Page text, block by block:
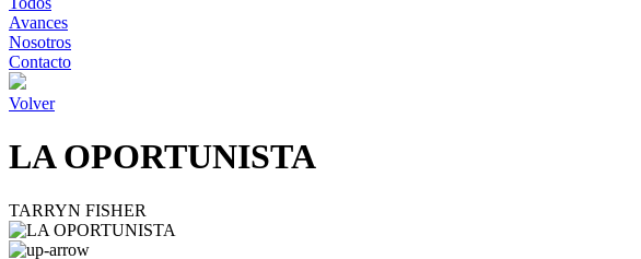
Avances
Nosotros
Contacto
Volver
LA OPORTUNISTA
TARRYN FISHER